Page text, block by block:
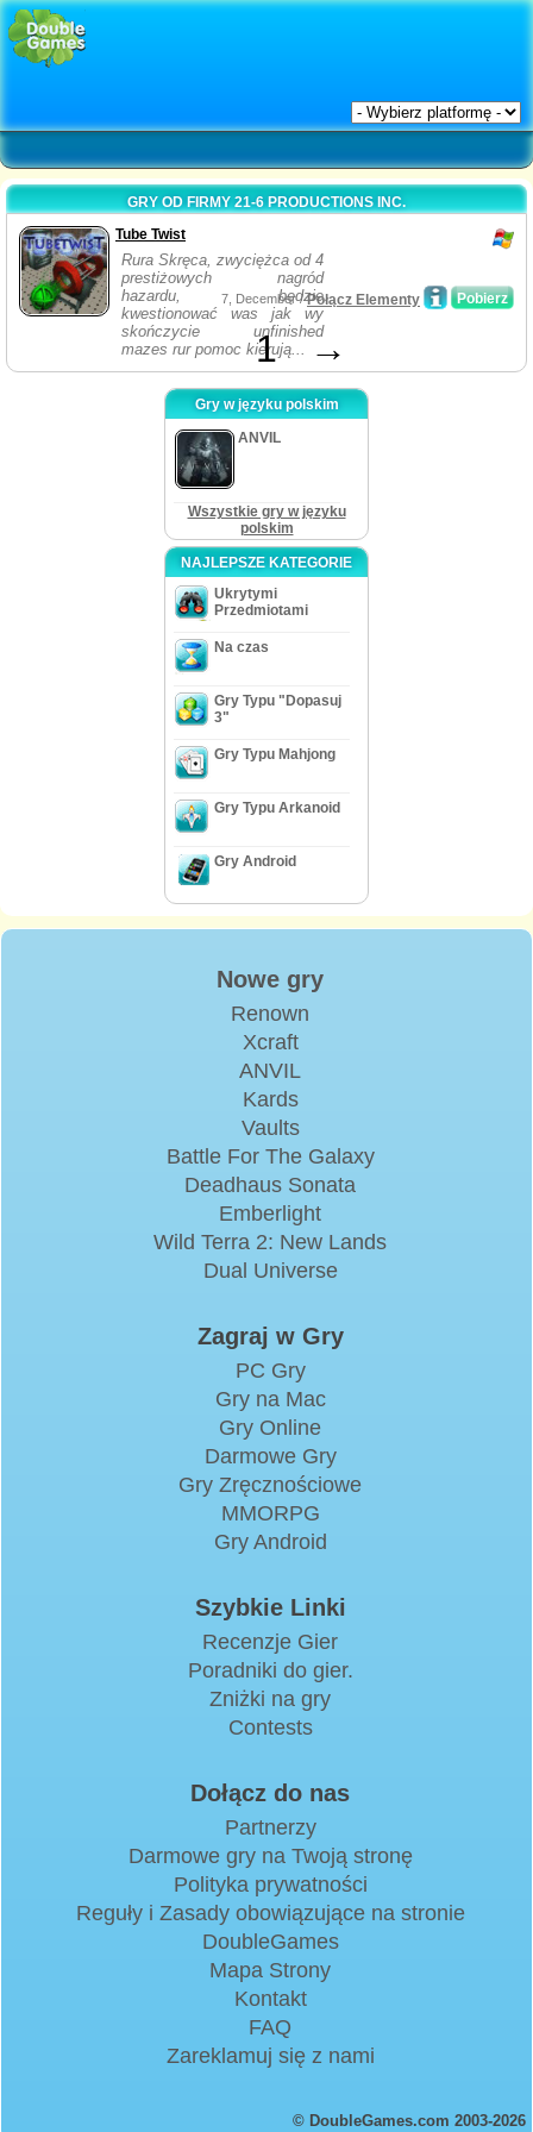
GRY OD FIRMY 21-6 PRODUCTIONS INC.
Tube Twist
Rura Skręca, zwyciężca od 4
prestiżowych nagród
hazardu, będzie
kwestionować was jak wy
skończycie unfinished
mazes rur pomoc kierują...
Pobierz
7, December /Połącz Elementy
1 →
Gry w języku polskim
ANVIL
Wszystkie gry w języku
polskim
NAJLEPSZE KATEGORIE
Ukrytymi
Przedmiotami
Na czas
Gry Typu "Dopasuj
3"
Gry Typu Mahjong
Gry Typu Arkanoid
Gry Android
Nowe gry
Renown
Xcraft
ANVIL
Kards
Vaults
Battle For The Galaxy
Deadhaus Sonata
Emberlight
Wild Terra 2: New Lands
Dual Universe
Zagraj w Gry
PC Gry
Gry na Mac
Gry Online
Darmowe Gry
Gry Zręcznościowe
MMORPG
Gry Android
Szybkie Linki
Recenzje Gier
Poradniki do gier.
Zniżki na gry
Contests
Dołącz do nas
Partnerzy
Darmowe gry na Twoją stronę
Polityka prywatności
Reguły i Zasady obowiązujące na stronie
DoubleGames
Mapa Strony
Kontakt
FAQ
Zareklamuj się z nami
© DoubleGames.com 2003-2026